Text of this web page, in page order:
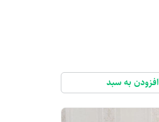
افزودن به سبد